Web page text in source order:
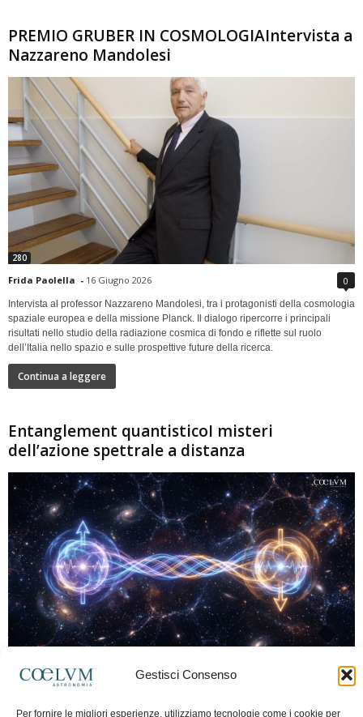
Gestisci Consenso
Per fornire le migliori esperienze, utilizziamo tecnologie come i cookie per
PREMIO GRUBER IN COSMOLOGIAIntervista a
Nazzareno Mandolesi
280
Frida Paolella - 16 Giugno 2026 0
Intervista al professor Nazzareno Mandolesi, tra i protagonisti della cosmologia
spaziale europea e della missione Planck. Il dialogo ripercorre i principali
risultati nello studio della radiazione cosmica di fondo e riflette sul ruolo
dell’Italia nello spazio e sulle prospettive future della ricerca.
Continua a leggere
Entanglement quantisticoI misteri
dell’azione spettrale a distanza
Marco Lorrai - 15 Giugno 2026 0
moderna: due particelle possono mostrare correlazioni che sembrano ignorare